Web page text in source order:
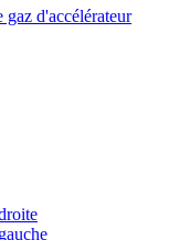
gaz d'accélérateur